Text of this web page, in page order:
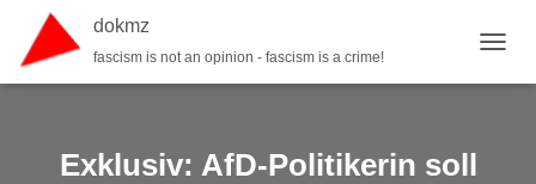
dokmz
fascism is not an opinion - fascism is a crime!
Exklusiv: AfD-Politikerin soll